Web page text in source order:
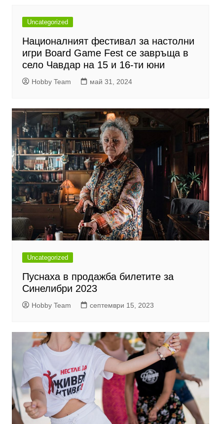
Uncategorized
Националният фестивал за настолни
игри Board Game Fest се завръща в
село Чавдар на 15 и 16-ти юни
Hobby Team май 31, 2024
Uncategorized
Пуснаха в продажба билетите за
Синелибри 2023
Hobby Team септември 15, 2023